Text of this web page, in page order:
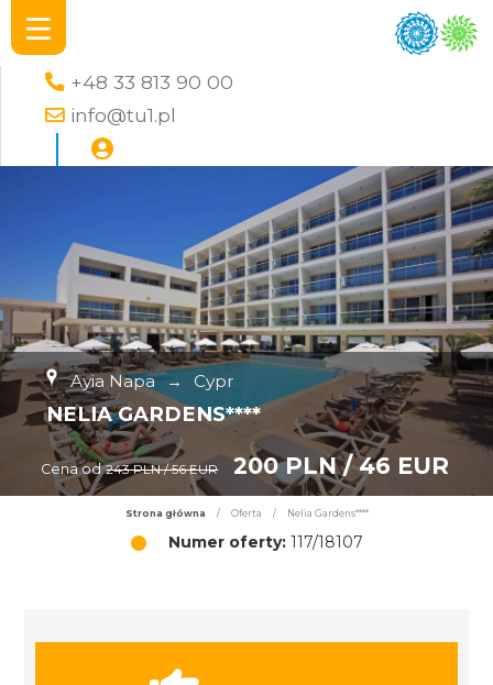
+48 33 813 90 00
info@tu1.pl
Ayia Napa → Cypr
NELIA GARDENS****
Cena od 243 PLN / 56 EUR 200 PLN / 46 EUR
Strona główna / Oferta / Nelia Gardens****
Numer oferty:117/18107